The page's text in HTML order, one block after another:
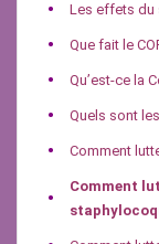
Les effets du
Que fait le
Qu’est-ce la
Quels sont
Comment
Comment